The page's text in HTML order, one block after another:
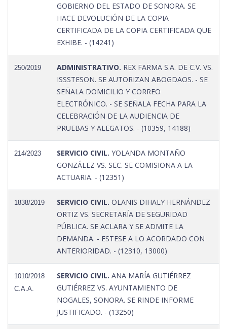
GOBIERNO DEL ESTADO DE SONORA. SE
HACE DEVOLUCIÓN DE LA COPIA
CERTIFICADA DE LA COPIA CERTIFICADA QUE
EXHIBE. - (14241)
250/2019 ADMINISTRATIVO. REX FARMA S.A. DE C.V. VS.
ISSSTESON. SE AUTORIZAN ABOGDAOS. - SE
SEÑALA DOMICILIO Y CORREO
ELECTRÓNICO. - SE SEÑALA FECHA PARA LA
CELEBRACIÓN DE LA AUDIENCIA DE
PRUEBAS Y ALEGATOS. - (10359, 14188)
214/2023 SERVICIO CIVIL. YOLANDA MONTAÑO
GONZÁLEZ VS. SEC. SE COMISIONA A LA
ACTUARIA. - (12351)
1838/2019 SERVICIO CIVIL. OLANIS DIHALY HERNÁNDEZ
ORTIZ VS. SECRETARÍA DE SEGURIDAD
PÚBLICA. SE ACLARA Y SE ADMITE LA
DEMANDA. - ESTESE A LO ACORDADO CON
ANTERIORIDAD. - (12310, 13000)
1010/2018
C.A.A.
SERVICIO CIVIL. ANA MARÍA GUTIÉRREZ
GUTIÉRREZ VS. AYUNTAMIENTO DE
NOGALES, SONORA. SE RINDE INFORME
JUSTIFICADO. - (13250)